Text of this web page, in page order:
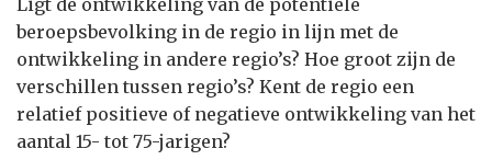
Ligt de ontwikkeling van de potentiële
beroepsbevolking in de regio in lijn met de
ontwikkeling in andere regio’s? Hoe groot zijn de
verschillen tussen regio’s? Kent de regio een
relatief positieve of negatieve ontwikkeling van het
aantal 15- tot 75-jarigen?